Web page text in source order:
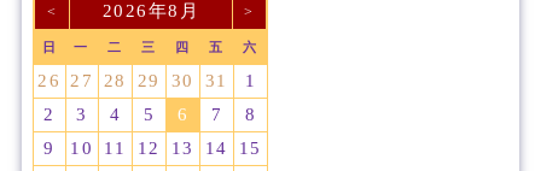
< 2026年8月 >
日 一 二 三 四 五 六
26 27 28 29 30 31
1
2
3 4 5 6 7
8
9
10 11 12 13 14
15